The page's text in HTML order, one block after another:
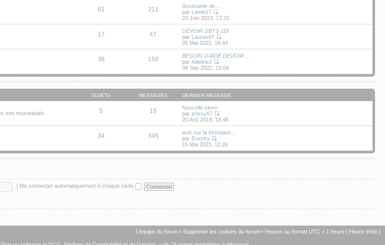
61 211
Assistante de ...
par Lainie17
23 Juin 2023, 12:31
17 47
DEVOIR DBTS 116
par Laurax67
05 Mai 2022, 16:44
38 158
BESOIN D'AIDE DEVOIR ...
parAdelineJ
08 Sep 2022, 16:04
SUJETS MESSAGES DERNIER MESSAGE
ses nouveautés
5 15
Nouvelle eleve
parprissy67
20 Aoû 2019, 18:48
34 345
avis sur la formation ...
par Eworky
15 Mai 2023, 12:26
Me connecter automatiquement à chaque visite
L’équipe du forum • Supprimer les cookies du forum • Heures au format UTC + 1 heure [ Heure d’été ]